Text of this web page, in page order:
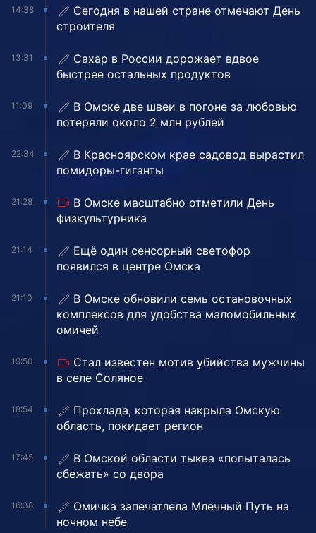
14:38
Сегодня в нашей стране отмечают День
строителя
13:31
Сахар в России дорожает вдвое
быстрее остальных продуктов
11:09
В Омске две швеи в погоне за любовью
потеряли около 2 млн рублей
22:34
В Красноярском крае садовод вырастил
помидоры-гиганты
21:28
В Омске масштабно отметили День
физкультурника
21:14
Ещё один сенсорный светофор
появился в центре Омска
21:10
В Омске обновили семь остановочных
комплексов для удобства маломобильных
омичей
19:50
Стал известен мотив убийства мужчины
в селе Соляное
18:54
Прохлада, которая накрыла Омскую
область, покидает регион
17:45
В Омской области тыква «попыталась
сбежать» со двора
16:38
Омичка запечатлела Млечный Путь на
ночном небе